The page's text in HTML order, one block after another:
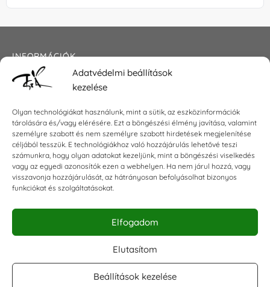
Adatvédelmi beállítások
kezelése
Olyan technológiákat használunk, mint a sütik, az eszközinformációk
tárolására és/vagy elérésére. Ezt a böngészési élmény javítása, valamint
személyre szabott és nem személyre szabott hirdetések megjelenítése
céljából tesszük. E technológiákhoz való hozzájárulás lehetővé teszi
számunkra, hogy olyan adatokat kezeljünk, mint a böngészési viselkedés
vagy az egyedi azonosítók ezen a webhelyen. Ha nem járul hozzá, vagy
visszavonja hozzájárulását, az hátrányosan befolyásolhat bizonyos
funkciókat és szolgáltatásokat.
Elfogadom
Elutasítom
Beállítások kezelése
INFORMÁCIÓK
Általános szerződési feltételek
Impresszum
KAPCSOLAT
E-mail:shop@torokszilvi.com
Telefon: +36 30 6767872
KÖZÖSSÉGI